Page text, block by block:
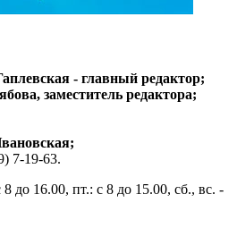
- главный редактор;
, заместитель редактора;
7-19-63.
8 до 16.00, пт.: с 8 до 15.00, сб., вс. -